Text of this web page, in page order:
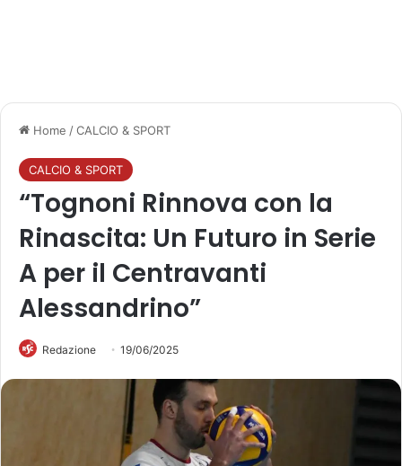
Home /CALCIO & SPORT
CALCIO & SPORT
“Tognoni Rinnova con la
Rinascita: Un Futuro in Serie
A per il Centravanti
Alessandrino”
Redazione 19/06/2025